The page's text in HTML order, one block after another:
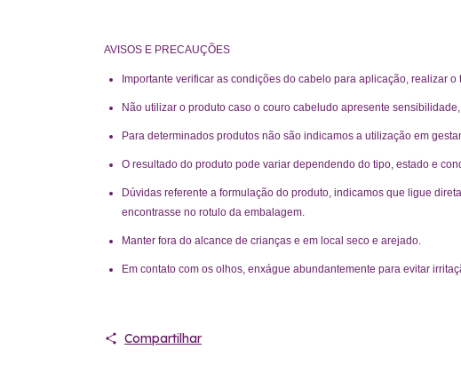
AVISOS E PRECAUÇÕES
Importante verificar as condições do cabelo para aplicação, realizar
Não utilizar o produto caso o couro cabeludo apresente
Para determinados produtos não são indicamos a utilização em
O resultado do produto pode variar dependendo do tipo, estado e
Dúvidas referente a formulação do produto, indicamos que ligue
encontrasse no rotulo da embalagem.
Manter fora do alcance de crianças e em local seco e arejado.
Em contato com os olhos, enxágue abundantemente para evitar
Compartilhar